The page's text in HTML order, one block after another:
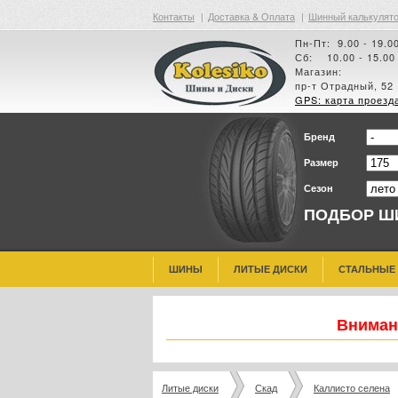
Контакты | Доставка & Оплата | Шинный
Пн-Пт: 9.00 - 19.00
Сб: 10.00 - 15.00
Магазин:
пр-т Отрадный, 52
GPS: карта
ПОДБОР
Бренд
Размер
Сезон
ШИНЫ ЛИТЫЕ ДИСКИ СТАЛЬНЫЕ
Литые диски Скад Каллисто селена